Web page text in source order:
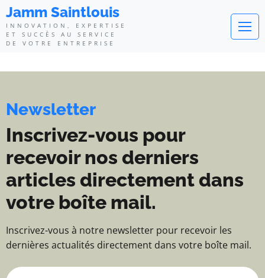
Jamm Saintlouis - Innovation,
Jamm Saintlouis
INNOVATION, EXPERTISE
ET SUCCÈS AU SERVICE
DE VOTRE ENTREPRISE
Newsletter
Inscrivez-vous pour
recevoir nos derniers
articles directement dans
votre boîte mail.
Inscrivez-vous à notre newsletter pour recevoir les
dernières actualités directement dans votre boîte mail.